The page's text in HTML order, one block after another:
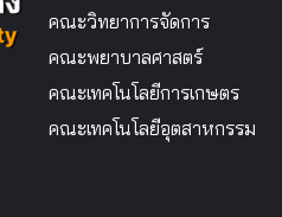
คณะวิทยาการจัดการ
คณะพยาบาลศาสตร์
คณะเทคโนโลยีการเกษตร
คณะเทคโนโลยีอุตสาหกรรม